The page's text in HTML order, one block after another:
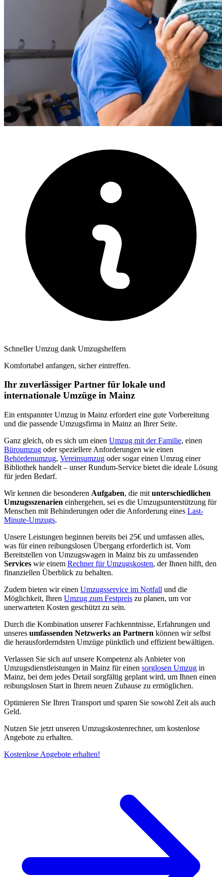
Schneller Umzug dank Umzugshelfern
Komfortabel anfangen, sicher eintreffen.
Ihr zuverlässiger Partner für lokale und
internationale Umzüge in Mainz
Ein entspannter Umzug in Mainz erfordert eine gute Vorbereitung
und die passende Umzugsfirma in Mainz an Ihrer Seite.
Ganz gleich, ob es sich um einen Umzug mit der Familie, einen
Büroumzug oder speziellere Anforderungen wie einen
Behördenumzug, Vereinsumzug oder sogar einen Umzug einer
Bibliothek handelt – unser Rundum-Service bietet die ideale Lösung
für jeden Bedarf.
Wir kennen die besonderen Aufgaben, die mit unterschiedlichen
Umzugsszenarien einhergehen, sei es die Umzugsunterstützung für
Menschen mit Behinderungen oder die Anforderung eines Last-
Minute-Umzugs.
Unsere Leistungen beginnen bereits bei 25€ und umfassen alles,
was für einen reibungslosen Übergang erforderlich ist. Vom
Bereitstellen von Umzugswagen in Mainz bis zu umfassenden
Services wie einem Rechner für Umzugskosten, der Ihnen hilft, den
finanziellen Überblick zu behalten.
Zudem bieten wir einen Umzugsservice im Notfall und die
Möglichkeit, Ihren Umzug zum Festpreis zu planen, um vor
unerwarteten Kosten geschützt zu sein.
Durch die Kombination unserer Fachkenntnisse, Erfahrungen und
unseres umfassenden Netzwerks an Partnern können wir selbst
die herausforderndsten Umzüge pünktlich und effizient bewältigen.
Verlassen Sie sich auf unsere Kompetenz als Anbieter von
Umzugsdienstleistungen in Mainz für einen sorglosen Umzug in
Mainz, bei dem jedes Detail sorgfältig geplant wird, um Ihnen einen
reibungslosen Start in Ihrem neuen Zuhause zu ermöglichen.
Optimieren Sie Ihren Transport und sparen Sie sowohl Zeit als auch
Geld.
Nutzen Sie jetzt unseren Umzugskostenrechner, um kostenlose
Angebote zu erhalten.
Kostenlose Angebote erhalten!